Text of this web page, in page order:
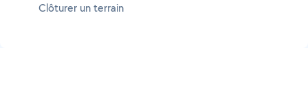
Clôturer un terrain